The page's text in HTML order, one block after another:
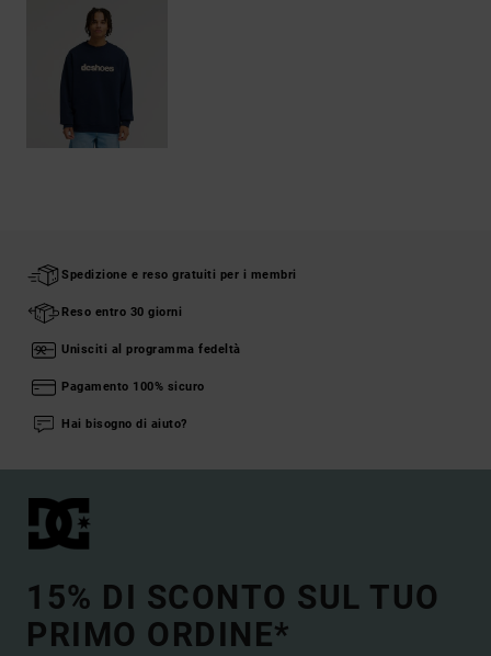
Spedizione e reso gratuiti per i membri
Reso entro 30 giorni
Unisciti al programma fedeltà
Pagamento 100% sicuro
Hai bisogno di aiuto?
15% DI SCONTO SUL TUO
PRIMO ORDINE*